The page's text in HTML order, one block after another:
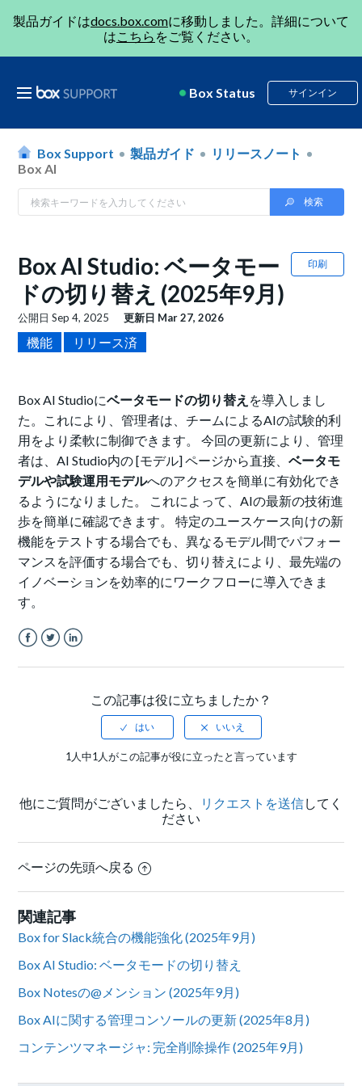
製品ガイドはdocs.box.comに移動しました。詳細について
はこちら をご覧ください。
Box Status サインイン
Box Support 製品ガイド
リリースノート
Box AI
印刷
Box AI Studio: ベータモー
ドの切り替え (2025年9月)
公開日Sep 4, 2025 更新日 Mar 27, 2026
機能 リリース済
Box AI Studioにベータモードの切り替え を導入しまし
た。これにより、管理者は、チームによるAIの試験的利
用をより柔軟に制御できます。 今回の更新により、管理
者は、AI Studio内の [モデル] ページから直接、ベータモ
デルや試験運用モデルへのアクセスを簡単に有効化でき
るようになりました。 これによって、AIの最新の技術進
歩を簡単に確認できます。 特定のユースケース向けの新
機能をテストする場合でも、異なるモデル間でパフォー
マンスを評価する場合でも、切り替えにより、最先端の
イノベーションを効率的にワークフローに導入できま
す。
この記事は役に立ちましたか？
1人中1人がこの記事が役に立ったと言っています
他にご質問がございましたら、 リクエストを送信してく
ださい
ページの先頭へ戻る
関連記事
Box for Slack統合の機能強化 (2025年9月)
Box AI Studio: ベータモードの切り替え
Box Notesの@メンション (2025年9月)
Box AIに関する管理コンソールの更新 (2025年8月)
コンテンツマネージャ: 完全削除操作 (2025年9月)